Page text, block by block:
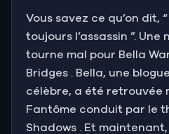
Vous savez ce qu’on dit,
toujours l’assassin ”.
tourne mal pour Bella
Bridges . Bella, une
célèbre, a été retrouvée
Fantôme conduit par le
Shadows . Et maintenant,